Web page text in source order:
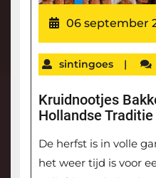
06 september
sintingoes |
Kruidnootjes
Hollandse Traditie
De herfst is in volle
het weer tijd is voor